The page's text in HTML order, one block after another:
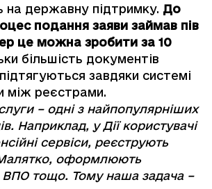
на державну підтримку. До
подання заяви займав пів
це можна зробити за 10
більшість документів
завдяки системі
між реєстрами.
– одні з найпопулярніших
Наприклад, у Дії користувачі
сервіси, реєструють
оформлюють
тощо. Тому наша задача –